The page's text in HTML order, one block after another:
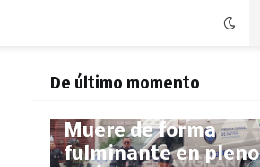
De último momento
Muere de forma
fulminante en pleno